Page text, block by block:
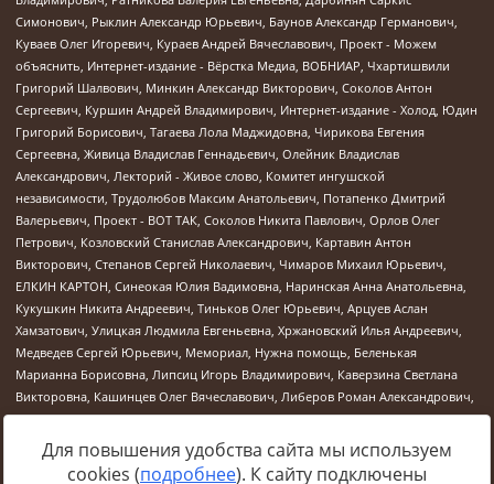
Для повышения удобства сайта мы используем
cookies (подробнее). К сайту подключены